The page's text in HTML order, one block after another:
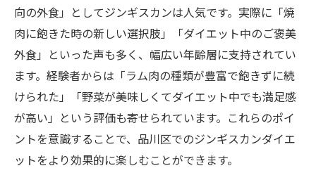
向の外食」としてジンギスカンは人気です。実際に「焼
肉に飽きた時の新しい選択肢」「ダイエット中のご褒美
外食」といった声も多く、幅広い年齢層に支持されてい
ます。経験者からは「ラム肉の種類が豊富で飽きずに続
けられた」「野菜が美味しくてダイエット中でも満足感
が高い」という評価も寄せられています。これらのポイ
ントを意識することで、品川区でのジンギスカンダイエ
ットをより効果的に楽しむことができます。